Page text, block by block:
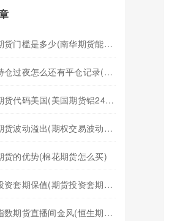
南华期货门槛是多少(南华期货能做国际期货吗)
期货持仓过夜怎么还有平仓记录(期货持仓过夜手续费)
标准期货代码美国(美国期货铝24小时行情代码)
期权期货波动溢出(期权交易波动率)
货的优势(棉花期货怎么买)
期货投资套期保值(期货投资套期保值什么意思)
恒生指数期货直播间金风(恒生期货夜盘行情)